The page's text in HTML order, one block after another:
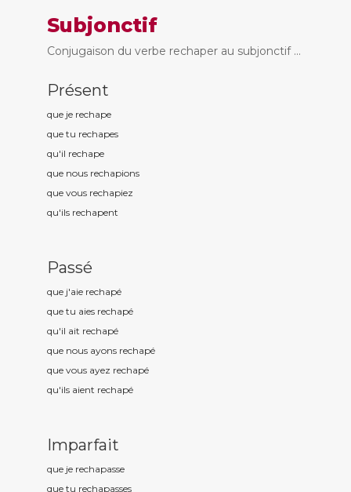
Subjonctif
Conjugaison du verbe rechaper au subjonctif ...
Présent
que je rechape
que tu rechapes
qu'il rechape
que nous rechapions
que vous rechapiez
qu'ils rechapent
Passé
que j'aie rechapé
que tu aies rechapé
qu'il ait rechapé
que nous ayons rechapé
que vous ayez rechapé
qu'ils aient rechapé
Imparfait
que je rechapasse
que tu rechapasses